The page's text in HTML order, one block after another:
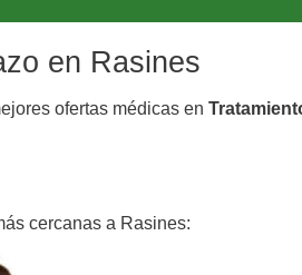
en Rasines
ofertas médicas en
cercanas a Rasines: